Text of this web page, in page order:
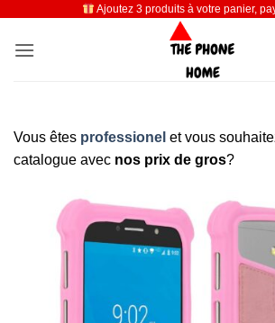
contenu
Ajoutez 3 produits à votre panier,
Vous êtes professionel et vous
catalogue avec nos prix de gros?